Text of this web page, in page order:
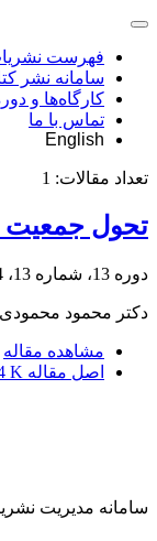
فهرست
سامانه نشر
کارگاه‌ها و
تماس با ما
English
تعداد مقالات: 1
تحول جمعیت
دوره 13، شماره 13، 1364
دکتر محمود محمودی
مشاهده مقاله
اصل مقاله K
سامانه مدیریت